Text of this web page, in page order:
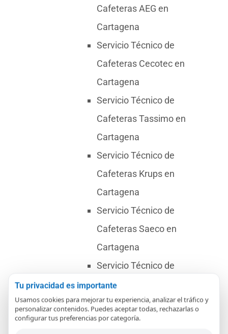
Cafeteras AEG en
Cartagena
Servicio Técnico de
Cafeteras Cecotec en
Cartagena
Servicio Técnico de
Cafeteras Tassimo en
Cartagena
Servicio Técnico de
Cafeteras Krups en
Cartagena
Servicio Técnico de
Cafeteras Saeco en
Cartagena
Servicio Técnico de
Cafeteras Bosch en
Cartagena
Servicio Técnico de
Tu privacidad es importante
Usamos cookies para mejorar tu experiencia, analizar el tráfico y
personalizar contenidos. Puedes aceptar todas, rechazarlas o
configurar tus preferencias por categoría.